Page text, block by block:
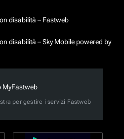
disabilità – Fastweb
disabilità – Sky Mobile powered by
MyFastweb
per gestire i servizi Fastweb